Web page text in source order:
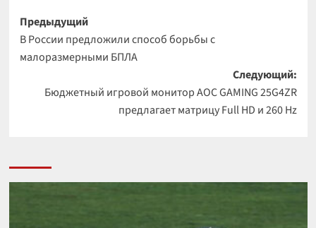
Навигация
записи
Предыдущий
В России предложили способ борьбы с
малоразмерными БПЛА
Следующий:
Бюджетный игровой монитор AOC GAMING 25G4ZR
предлагает матрицу Full HD и 260 Hz